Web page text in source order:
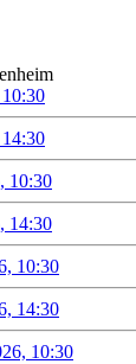
10:30
14:30
10:30
14:30
10:30